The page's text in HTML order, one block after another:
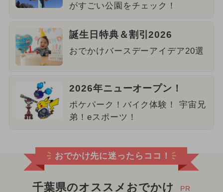
がすごい公園をチェック！
誕生日特典＆割引2026
おでかけバースデーアイデア20選
2026年ニューオープン！
ポケパーク！バイク体験！ 宇宙兄
弟！eスポーツ！
おでかけ先に迷ったらココ！
千葉県のオススメおでかけ PR